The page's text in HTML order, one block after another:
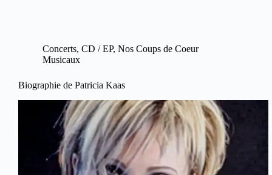
Concerts, CD / EP, Nos Coups de Coeur
Musicaux
Biographie de Patricia Kaas